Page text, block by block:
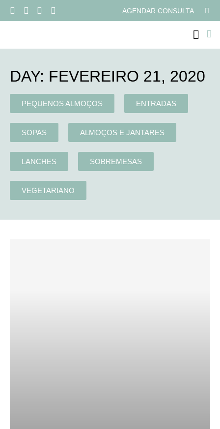
AGENDAR CONSULTA
DAY: FEVEREIRO 21, 2020
PEQUENOS ALMOÇOS ENTRADAS
SOPAS ALMOÇOS E JANTARES
LANCHES SOBREMESAS
VEGETARIANO